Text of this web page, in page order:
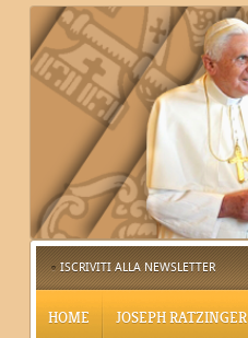
ISCRIVITI ALLA NEWSLETTER
HOME JOSEPH RATZINGER